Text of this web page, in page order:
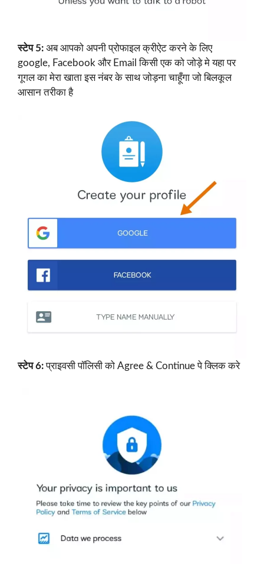
स्टेप 5: अब आपको अपनी प्रोफाइल क्रीऐट करने के लिए
google, Facebook और Email किसी एक को जोड़े मे यहा पर
गूगल का मेरा खाता इस नंबर के साथ जोड़ना चाहूँगा जो बिलकूल
आसान तरीका है
स्टेप 6:प्राइवसी पॉलिसी को Agree & Continue पे क्लिक करे